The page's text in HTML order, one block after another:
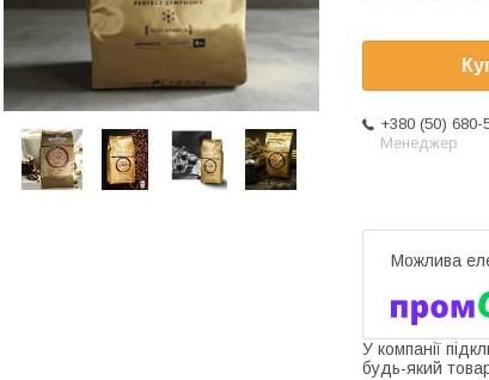
+380 (50) 680-
Менеджер
У компанії
будь-який